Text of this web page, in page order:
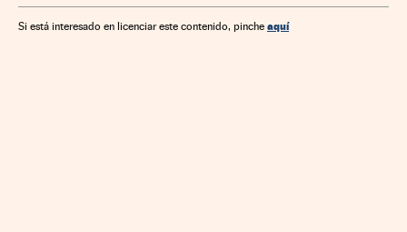
Si está interesado en licenciar este contenido, pinche aquí